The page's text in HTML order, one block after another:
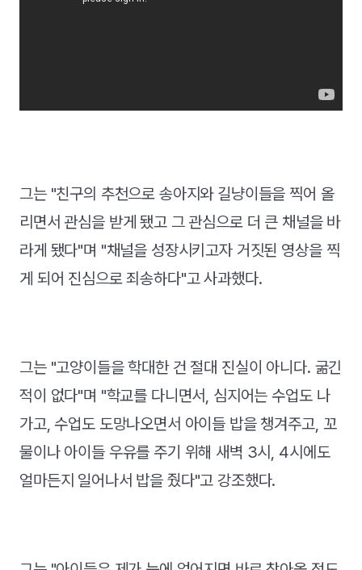
그는 "친구의 추천으로 송아지와 길냥이들을 찍어 올
리면서 관심을 받게 됐고 그 관심으로 더 큰 채널을 바
라게 됐다"며 "채널을 성장시키고자 거짓된 영상을 찍
게 되어 진심으로 죄송하다"고 사과했다.
그는 "고양이들을 학대한 건 절대 진실이 아니다. 굶긴
적이 없다"며 "학교를 다니면서, 심지어는 수업도 나
가고, 수업도 도망나오면서 아이들 밥을 챙겨주고, 꼬
물이나 아이들 우유를 주기 위해 새벽 3시, 4시에도
얼마든지 일어나서 밥을 줬다"고 강조했다.